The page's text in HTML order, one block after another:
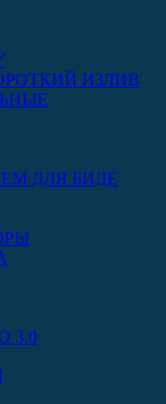
ИЗЛИВ
ДЛЯ БИДЕ
3.0